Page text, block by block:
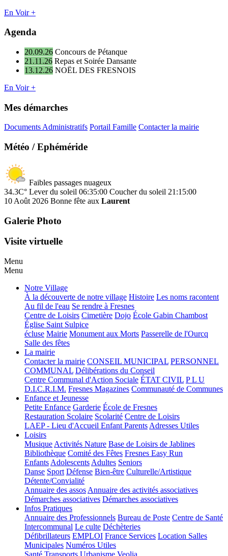
En Voir +
Agenda
20.09.26 Concours de Pétanque
21.11.26 Repas et Soirée Dansante
13.12.26 NOËL DES FRESNOIS
En Voir +
Mes démarches
Documents Administratifs Portail Famille Contacter la mairie
Météo / Ephéméride
Faibles passages nuageux
34.3C° Lever du soleil 06:35:00 Coucher du soleil 21:15:00
10 Août 2026 Bonne fête aux Laurent
Galerie Photo
Visite virtuelle
Menu
Menu
Notre Village
À la découverte de notre village Histoire Les noms racontent
Au fil de l'eau Se rendre à Fresnes
Centre de Loisirs Cimetière Dojo École Gabin Chambost
Église Saint Sulpice
écluse Mairie Monument aux Morts Passerelle de l'Ourcq
Salle des fêtes
La mairie
Contacter la mairie CONSEIL MUNICIPAL PERSONNEL
COMMUNAL Délibérations du Conseil
Centre Communal d'Action Sociale ÉTAT CIVIL P L U
D.I.C.R.I.M. Fresnes Magazines Communauté de Communes
Enfance et Jeunesse
Petite Enfance Garderie École de Fresnes
Restauration Scolaire Scolarité Centre de Loisirs
LAEP - Lieu d'Accueil Enfant Parents Adresses Utiles
Loisirs
Musique Activités Nature Base de Loisirs de Jablines
Bibliothèque Comité des Fêtes Fresnes Easy Run
Enfants Adolescents Adultes Seniors
Danse Sport Défense Bien-être Culturelle/Artistique
Détente/Convialité
Annuaire des assos Annuaire des activités associatives
Démarches associatives Démarches associatives
Infos Pratiques
Annuaire des Professionnels Bureau de Poste Centre de Santé
Intercommunal Le culte Déchèteries
Défibrillateurs EMPLOI France Services Location Salles
Municipales Numéros Utiles
Santé Transports Urbanisme Veolia